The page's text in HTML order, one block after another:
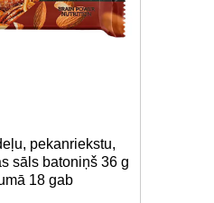
pekanriekstu,
sāls batoniņš 36 g
18 gab